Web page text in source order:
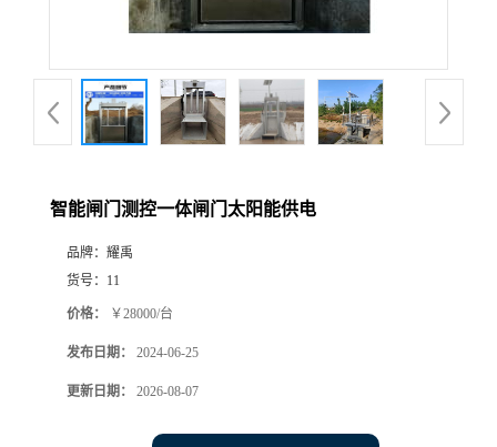
智能闸门测控一体闸门太阳能供电
品牌： 耀禹
货号： 11
价格： ￥28000/台
发布日期： 2024-06-25
更新日期： 2026-08-07